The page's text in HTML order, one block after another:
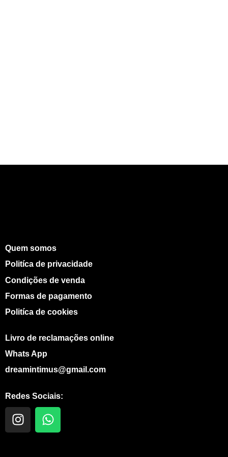
Quem somos
Politíca de privacidade
Condições de venda
Formas de pagamento
Politíca de cookies
Livro de reclamações online
Whats App
dreamintimus@gmail.com
Redes Sociais:
I
n
W
h